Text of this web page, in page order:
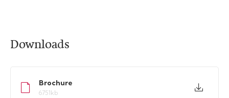
Downloads
Brochure
6751kb